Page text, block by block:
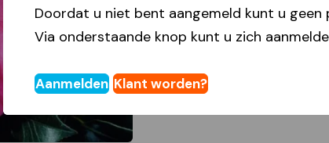
Doordat u niet bent aangemeld kunt u geen
Via onderstaande knop kunt u zich
Aanmelden Klant worden?